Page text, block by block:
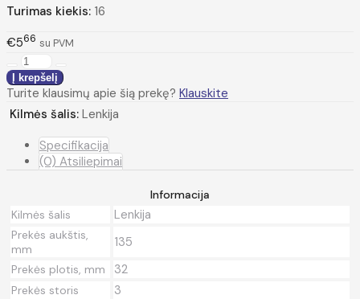
Turimas kiekis: 16
€566 su PVM
Turite klausimų apie šią prekę? Klauskite
Kilmės šalis: Lenkija
Specifikacija
(0) Atsiliepimai
Informacija
Kilmės šalis
Lenkija
Prekės aukštis,
mm
135
Prekės plotis, mm 32
Prekės storis 3